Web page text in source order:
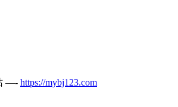
—- https://mybj123.com